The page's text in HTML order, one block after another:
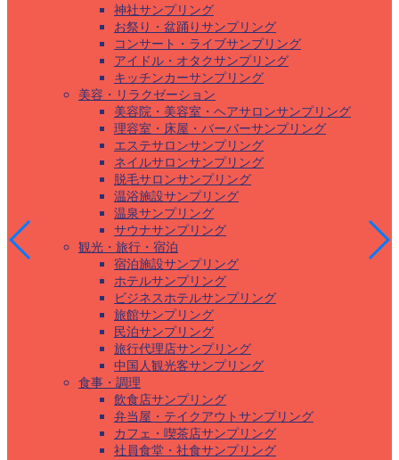
神社サンプリング
お祭り・盆踊りサンプリング
コンサート・ライブサンプリング
アイドル・オタクサンプリング
キッチンカーサンプリング
美容・リラクゼーション
美容院・美容室・ヘアサロンサンプリング
理容室・床屋・バーバーサンプリング
エステサロンサンプリング
ネイルサロンサンプリング
脱毛サロンサンプリング
温浴施設サンプリング
温泉サンプリング
サウナサンプリング
観光・旅行・宿泊
宿泊施設サンプリング
ホテルサンプリング
ビジネスホテルサンプリング
旅館サンプリング
民泊サンプリング
旅行代理店サンプリング
中国人観光客サンプリング
食事・調理
飲食店サンプリング
弁当屋・テイクアウトサンプリング
カフェ・喫茶店サンプリング
社員食堂・社食サンプリング